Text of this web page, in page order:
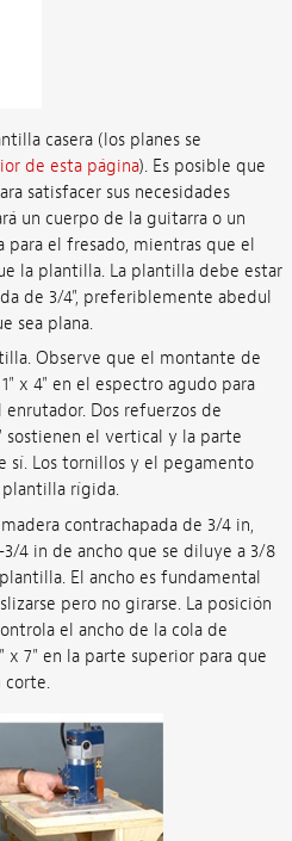
casera (los planes se
de esta página). Es posible que
satisfacer sus necesidades
un cuerpo de la guitarra o un
para el fresado, mientras que el
la plantilla. La plantilla debe estar
de 3/4", preferiblemente abedul
sea plana.
Observe que el montante de
x 4" en el espectro agudo para
Dos refuerzos de
sostienen el vertical y la parte
sí. Los tornillos y el pegamento
plantilla rígida.
contrachapada de 3/4 in,
4 in de ancho que se diluye a 3/8
El ancho es fundamental
pero no girarse. La posición
el ancho de la cola de
x 7" en la parte superior para que
corte.